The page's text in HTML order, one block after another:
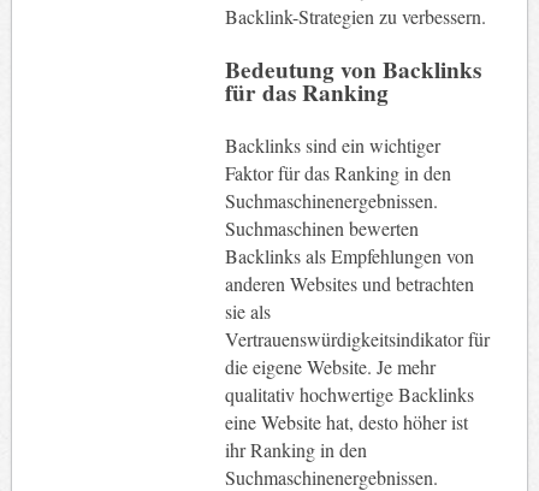
Backlink-Strategien zu verbessern.
Bedeutung von Backlinks
für das Ranking
Backlinks sind ein wichtiger
Faktor für das Ranking in den
Suchmaschinenergebnissen.
Suchmaschinen bewerten
Backlinks als Empfehlungen von
anderen Websites und betrachten
sie als
Vertrauenswürdigkeitsindikator für
die eigene Website. Je mehr
qualitativ hochwertige Backlinks
eine Website hat, desto höher ist
ihr Ranking in den
Suchmaschinenergebnissen.